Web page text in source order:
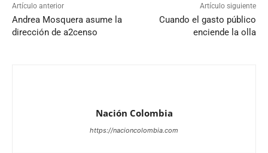
Artículo anterior
Andrea Mosquera asume la
dirección de a2censo
Artículo siguiente
Cuando el gasto público
enciende la olla
Nación Colombia
https://nacioncolombia.com